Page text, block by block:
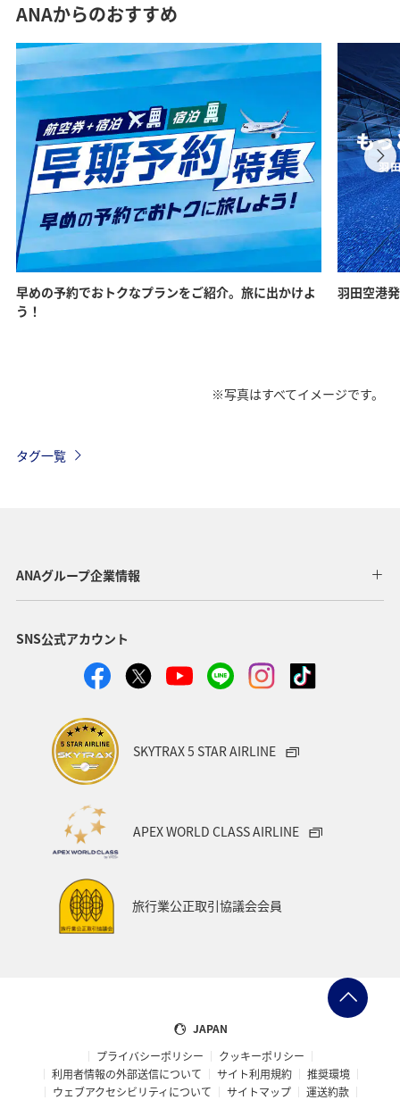
ANAからのおすすめ
早めの予約でおトクなプランをご紹介。旅に出かけよ
う！
羽田空港
※写真はすべてイメージです。
タグ一覧
ANAグループ企業情報
SNS公式アカウント
SKYTRAX 5 STAR AIRLINE
APEX WORLD CLASS AIRLINE
旅行業公正取引協議会会員
JAPAN
プライバシーポリシー
クッキーポリシー
利用者情報の外部送信について
サイト利用規約
推奨環境
ウェブアクセシビリティについて
サイトマップ 運送約款